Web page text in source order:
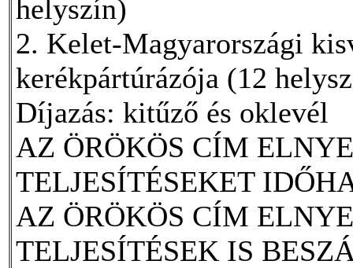
helyszín)
2. Kelet-Magyarországi
kerékpártúrázója (12
Díjazás: kitűző és oklevél
AZ ÖRÖKÖS CÍM
TELJESÍTÉSEKET
AZ ÖRÖKÖS CÍM
TELJESÍTÉSEK IS